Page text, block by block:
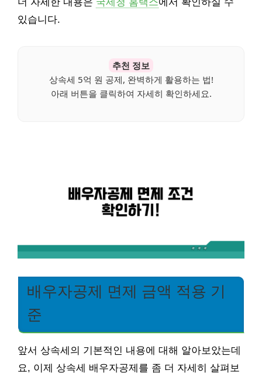
더 자세한 내용은 국세청 홈택스에서 확인하실 수
있습니다.
추천 정보
상속세 5억 원 공제, 완벽하게 활용하는 법!
아래 버튼을 클릭하여 자세히 확인하세요.
배우자공제 면제 금액 적용 기
준
앞서 상속세의 기본적인 내용에 대해 알아보았는데
요, 이제 상속세 배우자공제를 좀 더 자세히 살펴보